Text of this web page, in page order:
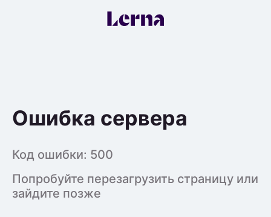
Ошибка сервера
Код ошибки: 500
Попробуйте перезагрузить страницу или
зайдите позже